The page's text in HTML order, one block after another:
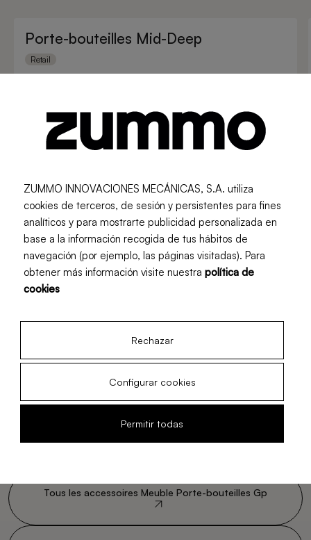
Porte-bouteilles Mid-Deep
Retail
Tous les accessoires Meuble Porte-bouteilles Gp
ZUMMO INNOVACIONES MECÁNICAS, S.A. utiliza
cookies de terceros, de sesión y persistentes para fines
analíticos y para mostrarte publicidad personalizada en
base a la información recogida de tus hábitos de
navegación (por ejemplo, las páginas visitadas). Para
obtener más información visite nuestra política de
cookies
Rechazar
Configurar cookies
Permitir todas